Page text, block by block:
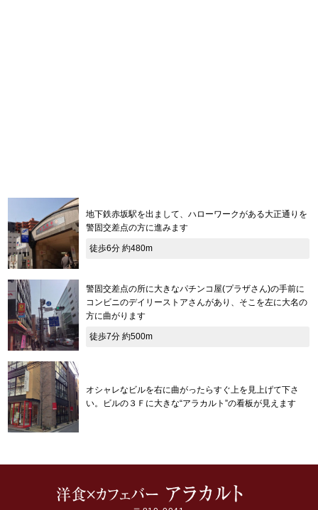
地下鉄赤坂駅を出まして、ハローワークがある大正通りを
警固交差点の方に進みます
徒歩6分 約480m
警固交差点の所に大きなパチンコ屋(プラザさん)の手前に
コンビニのデイリーストアさんがあり、そこを左に大名の
方に曲がります
徒歩7分 約500m
オシャレなビルを右に曲がったらすぐ上を見上げて下さ
い。ビルの３Ｆに大きな“アラカルト”の看板が見えます